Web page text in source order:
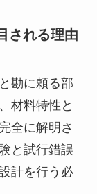
される理由
勘に頼る部
材料特性と
全に解明さ
と試行錯誤
計を行う必